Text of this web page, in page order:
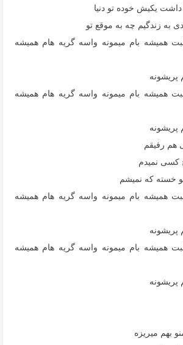
یکیش خوده تو دنیا
به زندگیم چه به موقع تو
همیشه بام میمونه واسه گریه هام همیشه
پریشونه
همیشه بام میمونه واسه گریه هام همیشه
پریشونه
رفیقم
کسی نمیدم
خسته که نمیشم
همیشه بام میمونه واسه گریه هام همیشه
پریشونه
همیشه بام میمونه واسه گریه هام همیشه
پریشونه
بهم میریزه